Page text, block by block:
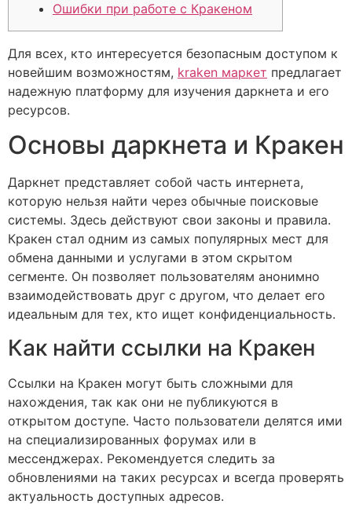
Ошибки при работе с Кракеном
Для всех, кто интересуется безопасным доступом к
новейшим возможностям, kraken маркет предлагает
надежную платформу для изучения даркнета и его
ресурсов.
Основы даркнета и Кракен
Даркнет представляет собой часть интернета,
которую нельзя найти через обычные поисковые
системы. Здесь действуют свои законы и правила.
Кракен стал одним из самых популярных мест для
обмена данными и услугами в этом скрытом
сегменте. Он позволяет пользователям анонимно
взаимодействовать друг с другом, что делает его
идеальным для тех, кто ищет конфиденциальность.
Как найти ссылки на Кракен
Ссылки на Кракен могут быть сложными для
нахождения, так как они не публикуются в
открытом доступе. Часто пользователи делятся ими
на специализированных форумах или в
мессенджерах. Рекомендуется следить за
обновлениями на таких ресурсах и всегда проверять
актуальность доступных адресов.